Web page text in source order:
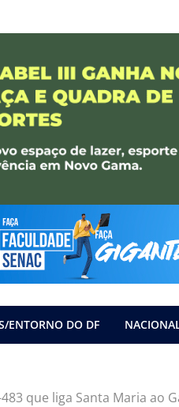
ENTORNO DO DF
que liga Santa Maria ao